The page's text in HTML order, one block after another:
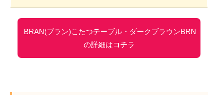
BRAN(ブラン)こたつテーブル・ダークブラウンBRN
の詳細はコチラ